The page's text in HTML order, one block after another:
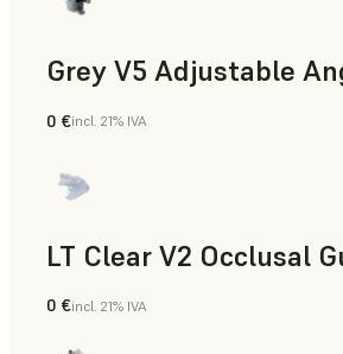
Grey V5 Adjustable
Estándar
0 €incl. 21% IVA
Odontología
0 €incl. 21% IVA